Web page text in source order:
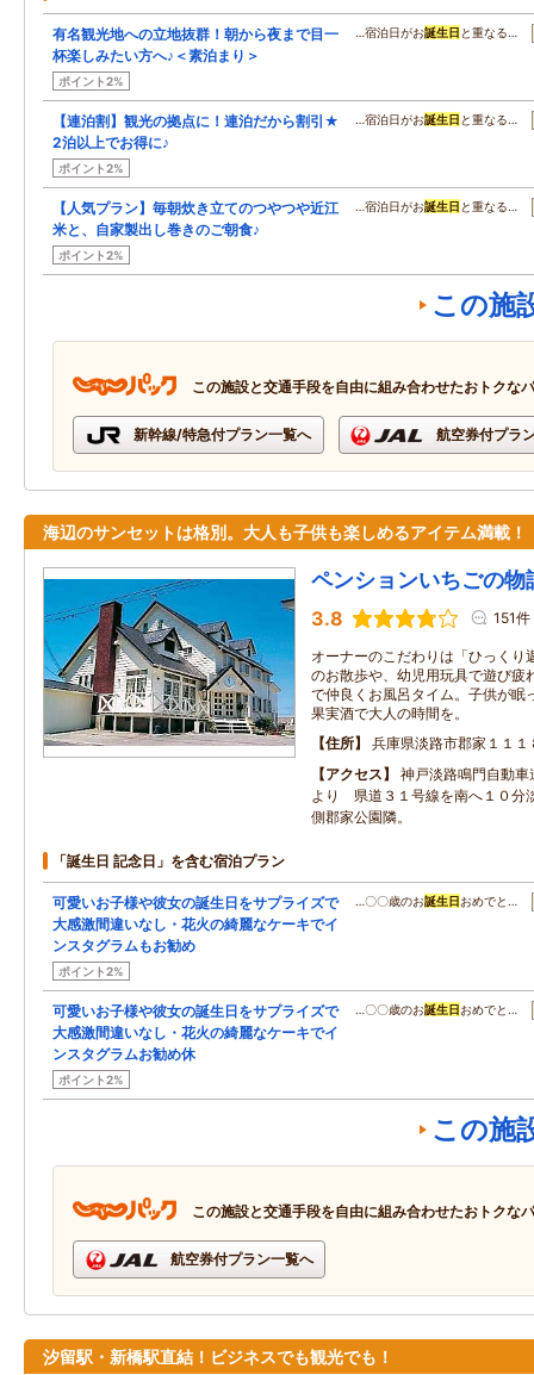
有名観光地への立地抜群！朝から夜まで目一
杯楽しみたい方へ♪＜素泊まり＞
ポイント2%
…宿泊日がお誕生日 と重なる…
【連泊割】観光の拠点に！連泊だから割引★
2泊以上でお得に♪
ポイント2%
…宿泊日がお誕生日 と重なる…
【人気プラン】毎朝炊き立てのつやつや近江
米と、自家製出し巻きのご朝食♪
ポイント2%
…宿泊日がお誕生日 と重なる…
この施
この施設と交通手段を自由に組み合わせたおトクな
新幹線/特急付プラン一覧へ 航空券付プラ
海辺のサンセットは格別。大人も子供も楽しめるアイテム満載！
ペンションいちごの物
3.8 151件
オーナーのこだわりは「ひっくり
のお散歩や、幼児用玩具で遊び疲
で仲良くお風呂タイム。子供が眠
果実酒で大人の時間を。
住所
兵庫県淡路市郡家１１１
アクセス
神戸淡路鳴門自動
より 県道３１号線を南へ１０分
側郡家公園隣。
「誕生日 記念日」を含む宿泊プラン
可愛いお子様や彼女の誕生日をサプライズで
大感激間違いなし・花火の綺麗なケーキでイ
ンスタグラムもお勧め
ポイント2%
…〇〇歳のお誕生日 おめでと…
可愛いお子様や彼女の誕生日をサプライズで
大感激間違いなし・花火の綺麗なケーキでイ
ンスタグラムお勧め休
ポイント2%
…〇〇歳のお誕生日 おめでと…
この施
この施設と交通手段を自由に組み合わせたおトクな
航空券付プラン一覧へ
汐留駅・新橋駅直結！ビジネスでも観光でも！